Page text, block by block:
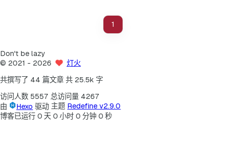
1
Don't be lazy
© 2021 - 2026 灯火
共撰写了 44 篇文章 共 25.5k 字
访问人数 5557 总访问量 4267
由
Hexo 驱动 主题 Redefine v2.9.0
博客已运行 0 天 0 小时 0 分钟 0 秒